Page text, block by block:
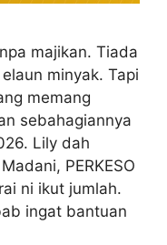
majikan. Tiada
minyak. Tapi
memang
sebahagiannya
Lily dah
PERKESO
ni ikut jumlah.
ingat bantuan